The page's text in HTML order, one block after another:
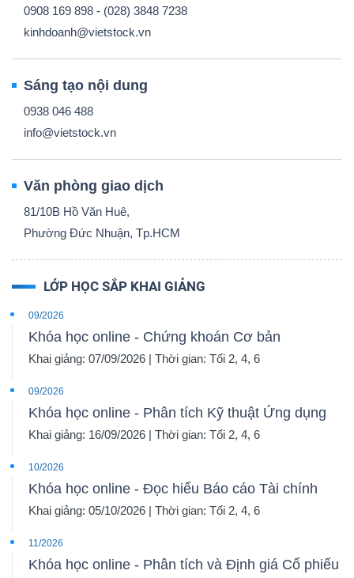
0908 169 898 - (028) 3848 7238
kinhdoanh@vietstock.vn
Sáng tạo nội dung
0938 046 488
info@vietstock.vn
Văn phòng giao dịch
81/10B Hồ Văn Huê,
Phường Đức Nhuận, Tp.HCM
LỚP HỌC SẮP KHAI GIẢNG
09/2026
Khóa học online - Chứng khoán Cơ bản
Khai giảng: 07/09/2026 | Thời gian: Tối 2, 4, 6
09/2026
Khóa học online - Phân tích Kỹ thuật Ứng dụng
Khai giảng: 16/09/2026 | Thời gian: Tối 2, 4, 6
10/2026
Khóa học online - Đọc hiểu Báo cáo Tài chính
Khai giảng: 05/10/2026 | Thời gian: Tối 2, 4, 6
11/2026
Khóa học online - Phân tích và Định giá Cổ phiếu